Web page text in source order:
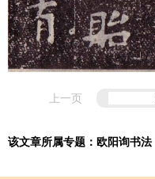
上一页
该文章所属专题： 欧阳询书法